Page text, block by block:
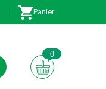
Panier
0